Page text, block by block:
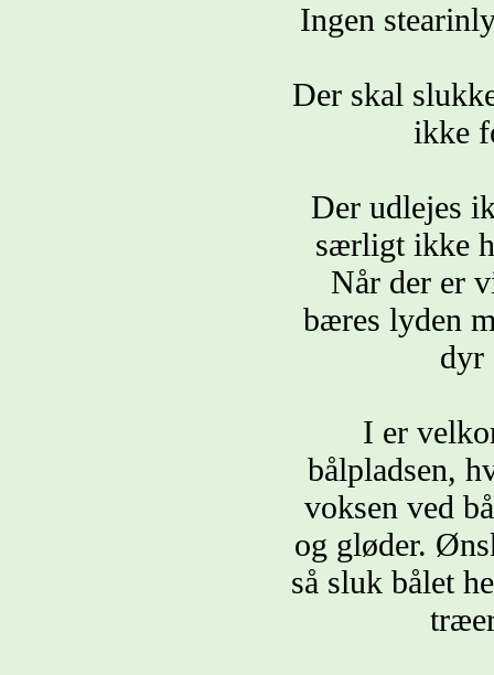
Ingen
Der skal
ikke
Der udlejes
særligt ikke
Når der er
bæres lyden
dyr
I er
bålpladsen,
voksen ved
og gløder.
så sluk bålet